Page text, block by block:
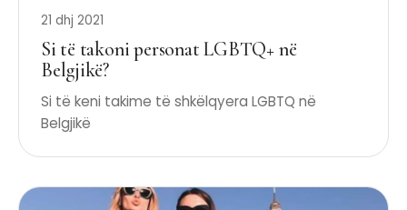
21 dhj 2021
Si të takoni personat LGBTQ+ në
Belgjikë?
Si të keni takime të shkëlqyera LGBTQ në
Belgjikë